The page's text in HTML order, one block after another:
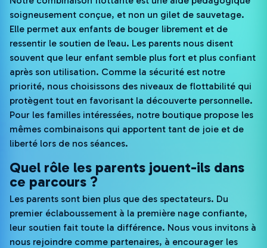
soigneusement conçue, et non un gilet de sauvetage.
Elle permet aux enfants de bouger librement et de
ressentir le soutien de l’eau. Les parents nous disent
souvent que leur enfant semble plus fort et plus confiant
après son utilisation. Comme la sécurité est notre
priorité, nous choisissons des niveaux de flottabilité qui
protègent tout en favorisant la découverte personnelle.
Pour les familles intéressées, notre boutique propose les
mêmes combinaisons qui apportent tant de joie et de
liberté lors de nos séances.
Quel rôle les parents jouent-ils dans
ce parcours ?
Les parents sont bien plus que des spectateurs. Du
premier éclaboussement à la première nage confiante,
leur soutien fait toute la différence. Nous vous invitons à
nous rejoindre comme partenaires, à encourager les